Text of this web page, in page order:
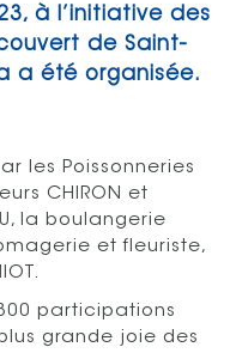
à l’initiative des
de Saint-
a été organisée.
les Poissonneries
CHIRON et
la boulangerie
et fleuriste,
participations
grande joie des